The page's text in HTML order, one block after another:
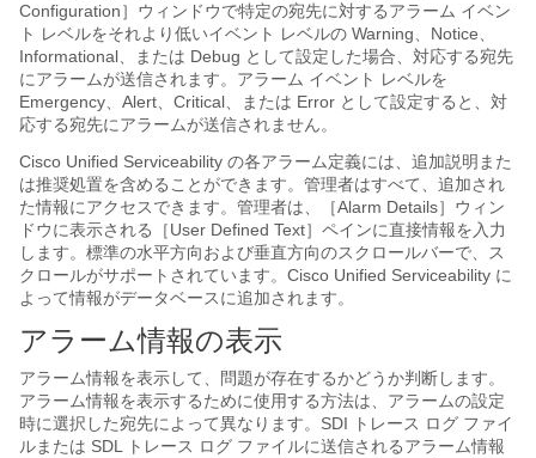
Configuration］ウィンドウで特定の宛先に対するアラーム イベン
ト レベルをそれより低いイベント レベルの Warning、Notice、
Informational、または Debug として設定した場合、対応する宛先
にアラームが送信されます。アラーム イベント レベルを
Emergency、Alert、Critical、または Error として設定すると、対
応する宛先にアラームが送信されません。
Cisco Unified Serviceability の各アラーム定義には、追加説明また
は推奨処置を含めることができます。管理者はすべて、追加され
た情報にアクセスできます。管理者は、［Alarm Details］ウィン
ドウに表示される［User Defined Text］ペインに直接情報を入力
します。標準の水平方向および垂直方向のスクロールバーで、ス
クロールがサポートされています。Cisco Unified Serviceability に
よって情報がデータベースに追加されます。
アラーム情報の表示
アラーム情報を表示して、問題が存在するかどうか判断します。
アラーム情報を表示するために使用する方法は、アラームの設定
時に選択した宛先によって異なります。SDI トレース ログ ファイ
ルまたは SDL トレース ログ ファイルに送信されるアラーム情報